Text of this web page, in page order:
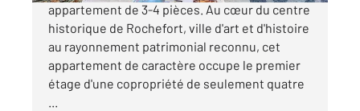
appartement de 3-4 pièces. Au cœur du centre
historique de Rochefort, ville d'art et d'histoire
au rayonnement patrimonial reconnu, cet
appartement de caractère occupe le premier
étage d'une copropriété de seulement quatre
...